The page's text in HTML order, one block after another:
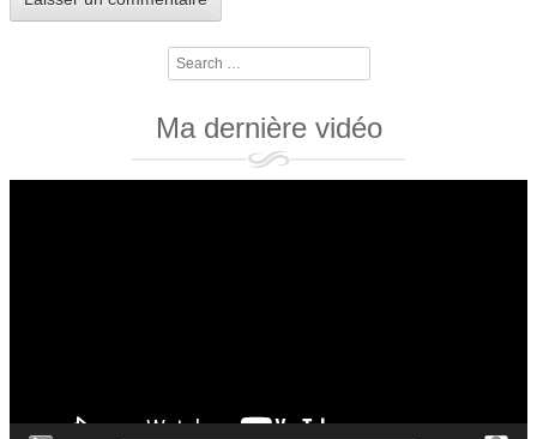
Search
Ma dernière vidéo